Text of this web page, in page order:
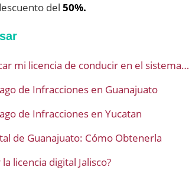
del 50%.
mi licencia de conducir en el sistema…
de Infracciones en Guanajuato
de Infracciones en Yucatan
de Guanajuato: Cómo Obtenerla
licencia digital Jalisco?